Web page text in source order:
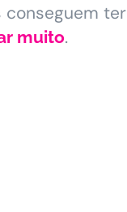
conseguem ter
muito.